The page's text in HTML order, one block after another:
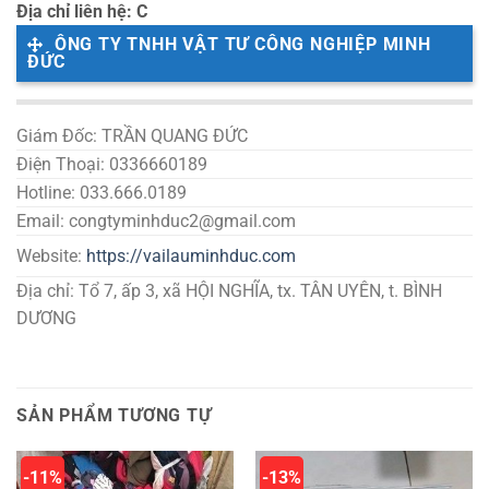
Địa chỉ liên hệ: C
ÔNG TY TNHH VẬT TƯ CÔNG NGHIỆP MINH
ĐỨC
Giám Đốc: TRẦN QUANG ĐỨC
Điện Thoại: 0336660189
Hotline: 033.666.0189
Email: congtyminhduc2@gmail.com
Website: https://vailauminhduc.com
Địa chỉ: Tổ 7, ấp 3, xã HỘI NGHĨA, tx. TÂN UYÊN, t. BÌNH
DƯƠNG
SẢN PHẨM TƯƠNG TỰ
-11% -13%